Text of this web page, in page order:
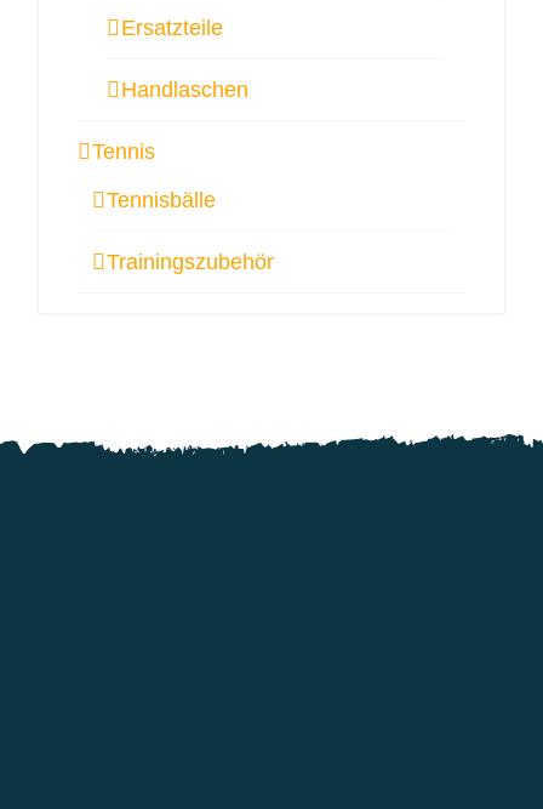
Ersatzteile
Handlaschen
Tennis
Tennisbälle
Trainingszubehör